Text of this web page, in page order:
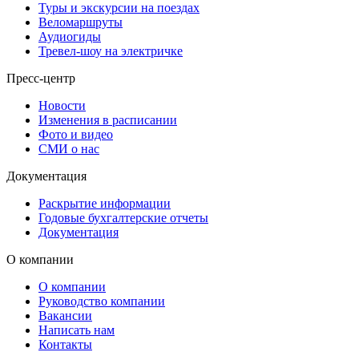
Туры и экскурсии на поездах
Веломаршруты
Аудиогиды
Тревел-шоу на электричке
Пресс-центр
Новости
Изменения в расписании
Фото и видео
СМИ о нас
Документация
Раскрытие информации
Годовые бухгалтерские отчеты
Документация
О компании
О компании
Руководство компании
Вакансии
Написать нам
Контакты